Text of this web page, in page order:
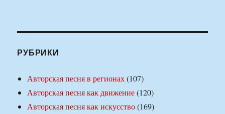
РУБРИКИ
Авторская песня в регионах(107)
Авторская песня как движение(120)
Авторская песня как искусство(169)